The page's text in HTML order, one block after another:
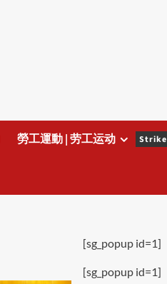
勞工運動 | 劳工运动 Strike
[sg_popup id=1]
[sg_popup id=1]